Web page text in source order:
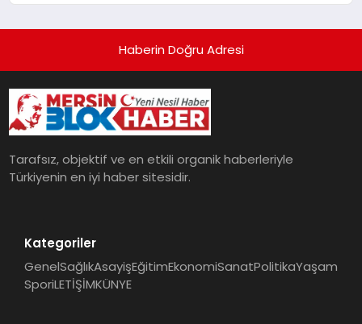
Haberin Doğru Adresi
Tarafsız, objektif ve en etkili organik haberleriyle
Türkiyenin en iyi haber sitesidir.
Kategoriler
GenelSağlıkAsayişEğitimEkonomiSanatPolitikaYaşam
SporiLETİŞİMKÜNYE